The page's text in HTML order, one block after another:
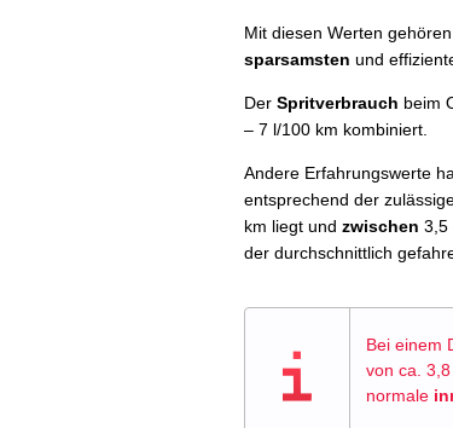
Mit diesen Werten
sparsamsten und
Der Spritverbrauch beim
– 7 l/100 km kombiniert.
Andere Erfahrungswerte
entsprechend der
km liegt und zwischen 3,5
der durchschnittlich
Bei einem
von ca.
normale